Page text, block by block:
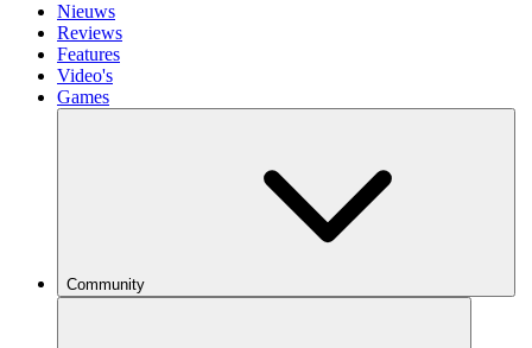
Nieuws
Reviews
Features
Video's
Games
Community